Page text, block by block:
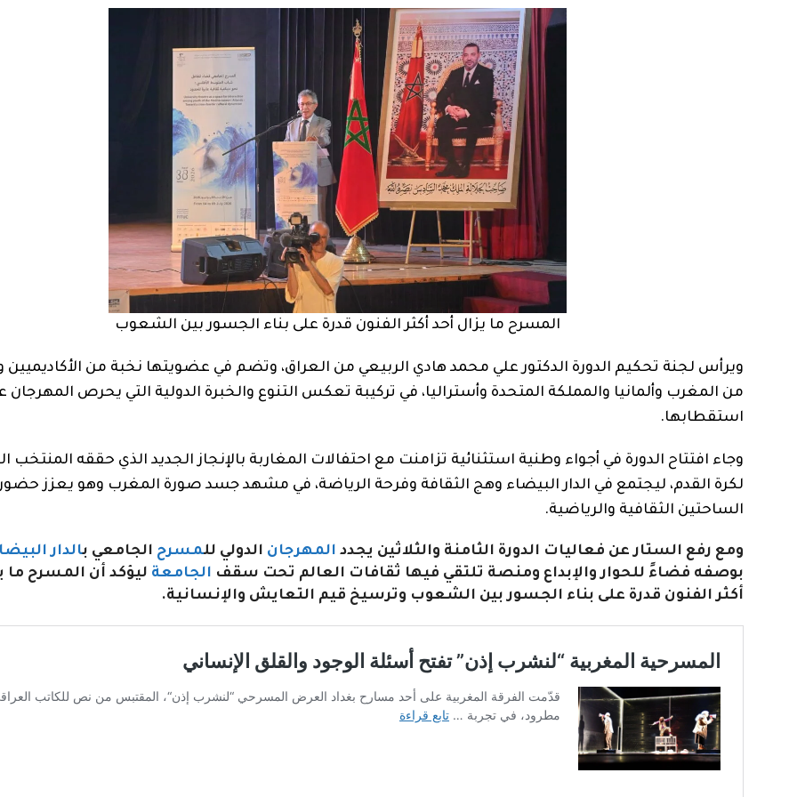
المسرح ما يزال أحد أكثر الفنون قدرة على بناء الجسور بين الشعوب
ويرأس لجنة تحكيم الدورة الدكتور علي محمد هادي الربيعي من العراق، وتضم في عضويتها نخبة من الأكاديميين
من المغرب وألمانيا والمملكة المتحدة وأستراليا، في تركيبة تعكس التنوع والخبرة الدولية التي يحرص المهرجان
استقطابها.
وجاء افتتاح الدورة في أجواء وطنية استثنائية تزامنت مع احتفالات المغاربة بالإنجاز الجديد الذي حققه المنتخب
لكرة القدم، ليجتمع في الدار البيضاء وهج الثقافة وفرحة الرياضة، في مشهد جسد صورة المغرب وهو يعزز
الساحتين الثقافية والرياضية.
ومع رفع الستار عن فعاليات الدورة الثامنة والثلاثين يجدد المهرجان الدولي للمسرح الجامعي بالدار
بوصفه فضاءً للحوار والإبداع ومنصة تلتقي فيها ثقافات العالم تحت سقف الجامعة ليؤكد أن المسرح ما
أكثر الفنون قدرة على بناء الجسور بين الشعوب وترسيخ قيم التعايش والإنسانية.